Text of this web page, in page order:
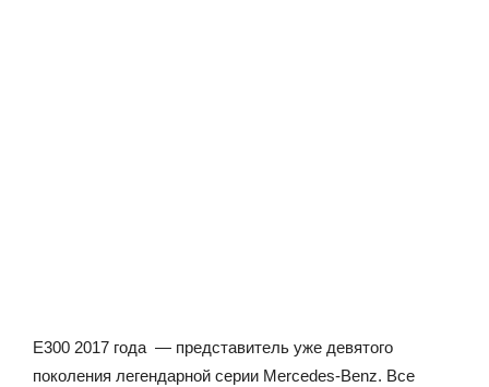
Е300 2017 года — представитель уже девятого
поколения легендарной серии Mercedes-Benz. Все